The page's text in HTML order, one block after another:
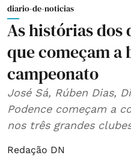
diario-de-noticias
As histórias
que começam
campeonato
José Sá, Rúben Dias,
Podence começam a
nos três grandes
Redação DN